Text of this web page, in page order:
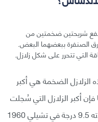
دفع شريحتين ضخمتين من
الصنفرة ببعضهما البعض.
التي تتحرر على شكل زلازل.
الزلازل الضخمة هي أكبر
الزلازل على وجه الأرض. وبحسب USGS فإن أكبر الزلازل التي سُجلت
على الإطلاق تشمل الزلزال الذي تبلغ شدته 9.5 درجة في تشيلي 1960